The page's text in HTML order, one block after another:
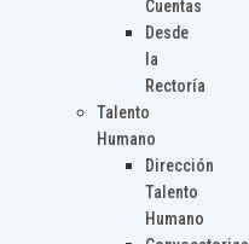
Cuentas
Desde
la
Rectoría
Talento
Humano
Dirección
Talento
Humano